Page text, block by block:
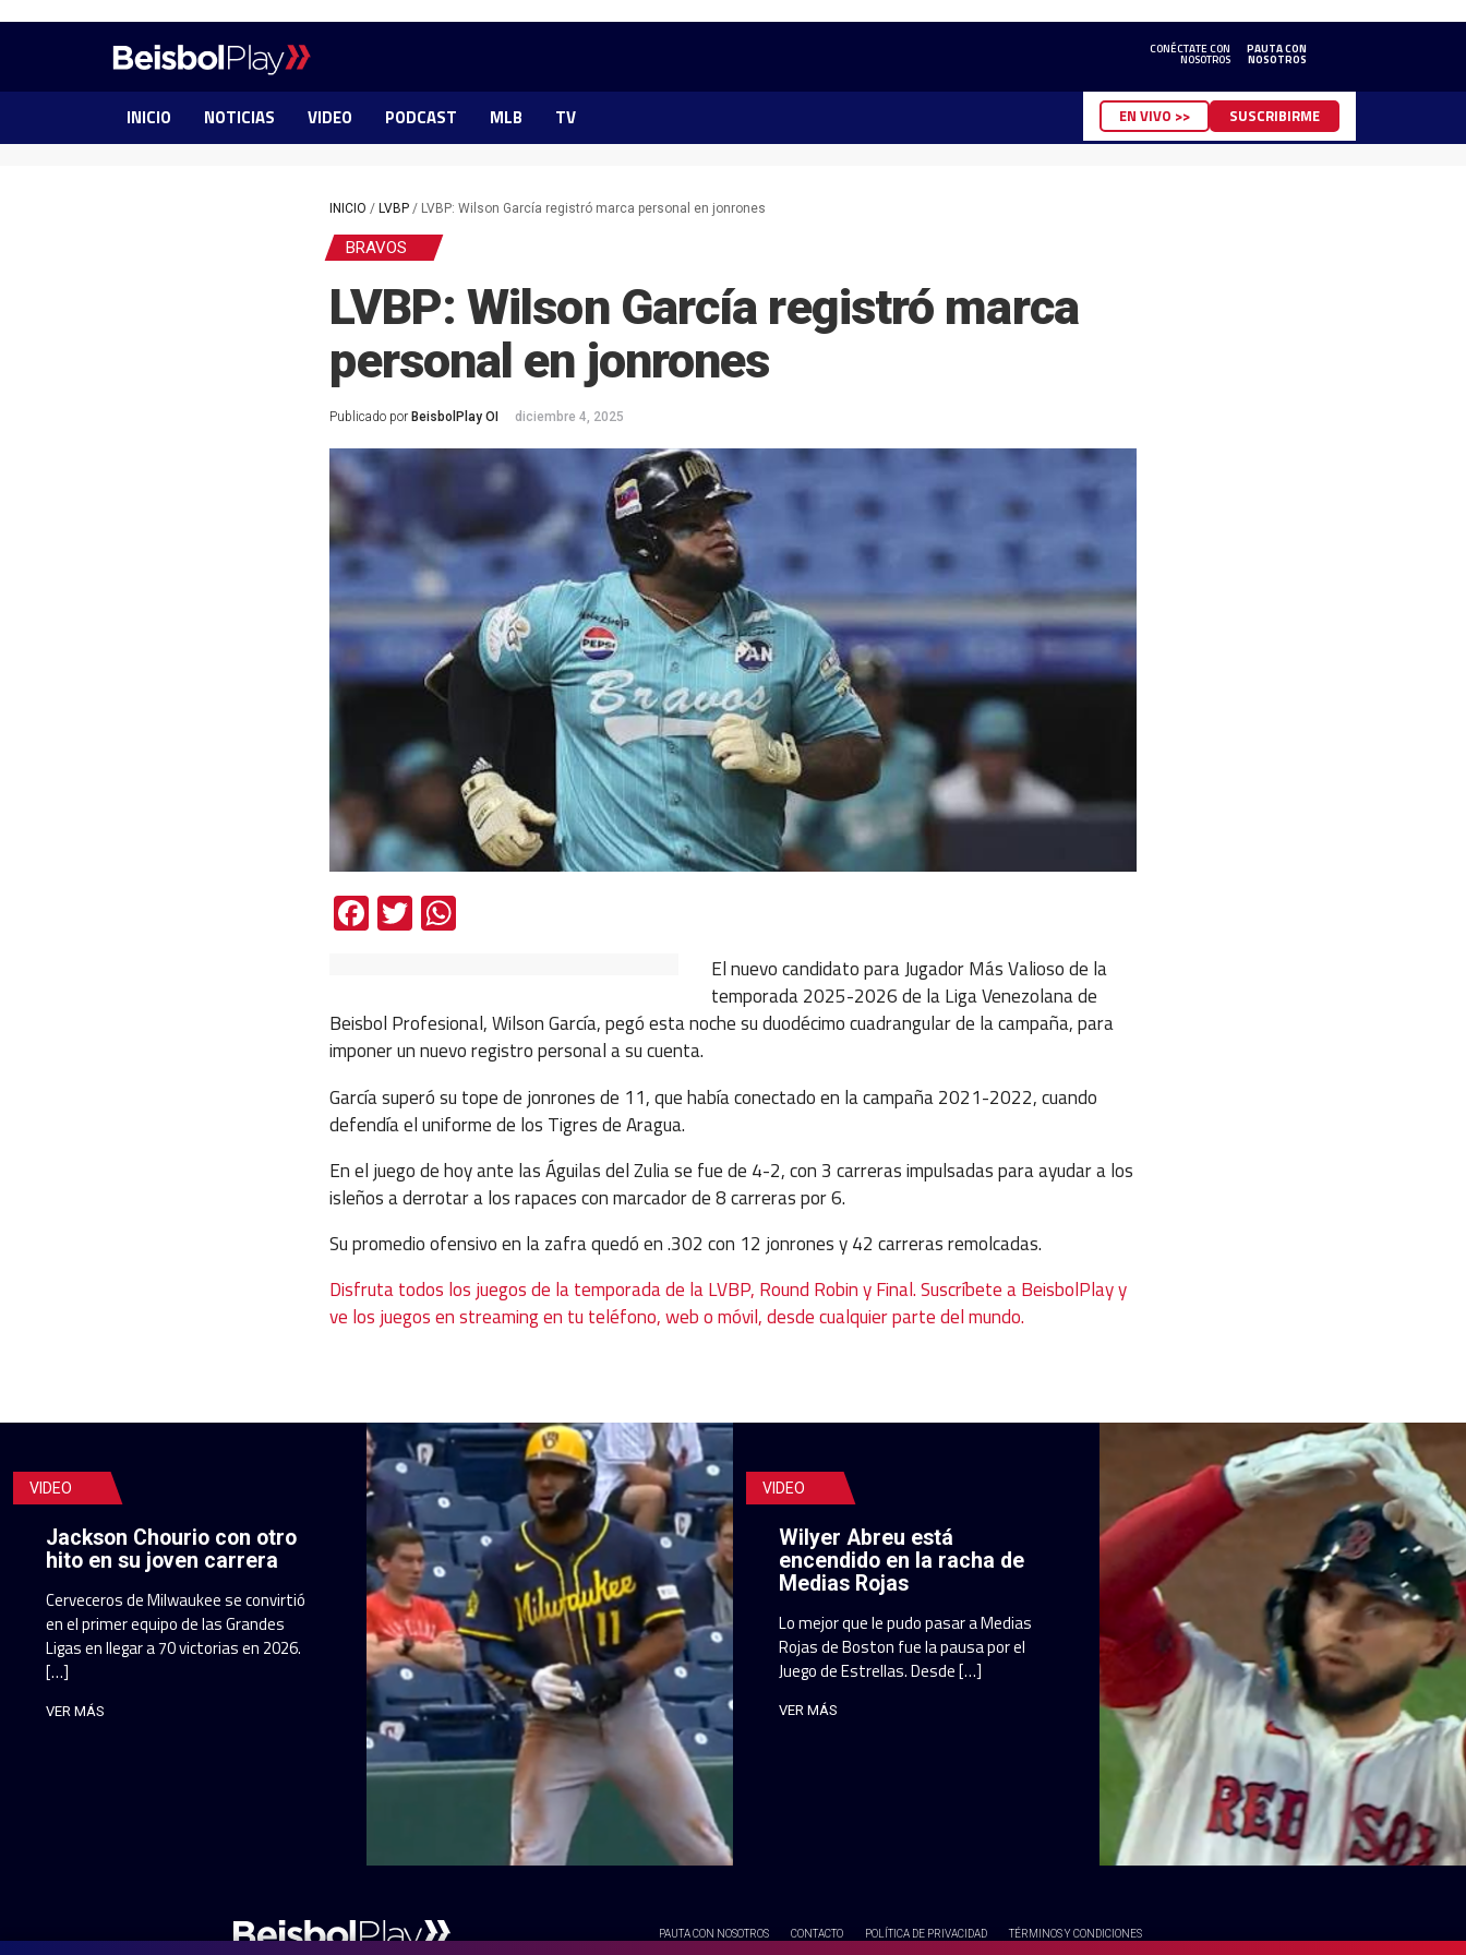
CONÉCTATE CON
NOSOTROS
PAUTA CON
NOSOTROS
INICIO NOTICIAS VIDEO PODCAST MLB TV EN VIVO >> SUSCRIBIRME
INICIO / LVBP / LVBP: Wilson García registró marca personal en jonrones
BRAVOS
LVBP: Wilson García registró marca
personal en jonrones
Publicado por BeisbolPlay OI diciembre 4, 2025
Facebook
Twitter
El nuevo candidato para Jugador Más Valioso de la
temporada 2025-2026 de la Liga Venezolana de
Beisbol Profesional, Wilson García, pegó esta noche su duodécimo cuadrangular de la campaña, para
imponer un nuevo registro personal a su cuenta.
García superó su tope de jonrones de 11, que había conectado en la campaña 2021-2022, cuando
defendía el uniforme de los Tigres de Aragua.
En el juego de hoy ante las Águilas del Zulia se fue de 4-2, con 3 carreras impulsadas para ayudar a los
isleños a derrotar a los rapaces con marcador de 8 carreras por 6.
Su promedio ofensivo en la zafra quedó en .302 con 12 jonrones y 42 carreras remolcadas.
Disfruta todos los juegos de la temporada de la LVBP, Round Robin y Final. Suscríbete a BeisbolPlay y
ve los juegos en streaming en tu teléfono, web o móvil, desde cualquier parte del mundo.
VIDEO
Jackson Chourio con otro
hito en su joven carrera
Cerveceros de Milwaukee se convirtió
en el primer equipo de las Grandes
Ligas en llegar a 70 victorias en 2026.
[…]
VER MÁS
VIDEO
Wilyer Abreu está
encendido en la racha de
Medias Rojas
Lo mejor que le pudo pasar a Medias
Rojas de Boston fue la pausa por el
Juego de Estrellas. Desde […]
VER MÁS
PAUTA CON NOSOTROS CONTACTO POLÍTICA DE PRIVACIDAD TÉRMINOS Y CONDICIONES